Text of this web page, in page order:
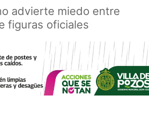
advierte miedo entre
figuras oficiales